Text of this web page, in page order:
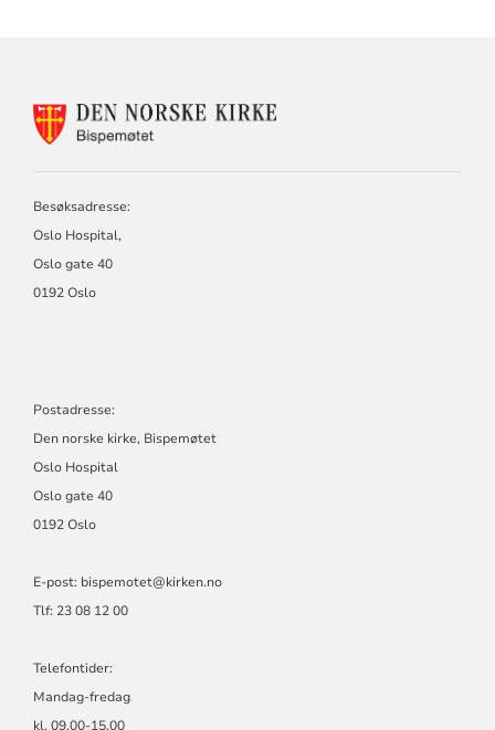
KONTAKTINFORMASJON
Besøksadresse:
Oslo Hospital,
Oslo gate 40
0192 Oslo
Postadresse:
Den norske kirke, Bispemøtet
Oslo Hospital
Oslo gate 40
0192 Oslo
E-post: bispemotet@kirken.no
Tlf: 23 08 12 00
Telefontider:
Mandag-fredag
kl. 09.00-15.00